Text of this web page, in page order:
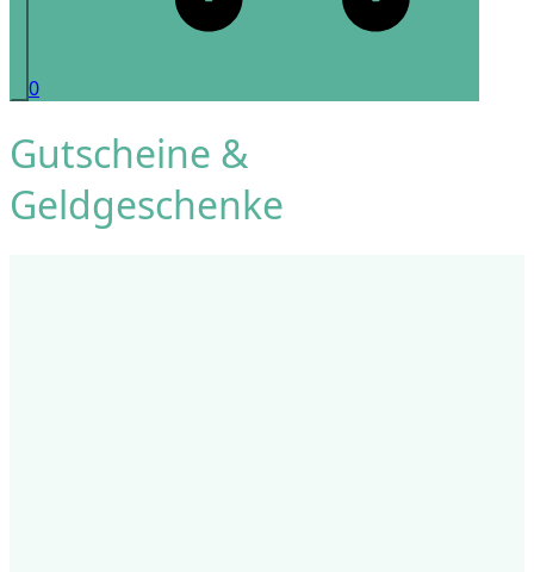
0
Gutscheine &
Geldgeschenke